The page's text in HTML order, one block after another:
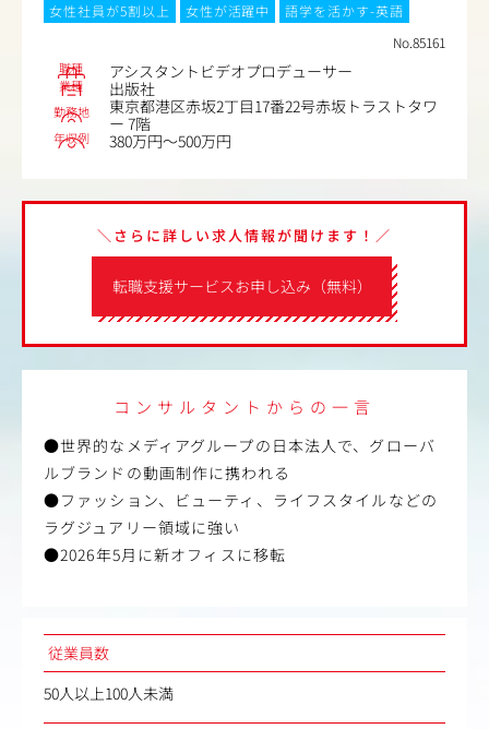
女性社員が5割以上
女性が活躍中
語学を活かす-英語
No.85161
職種 アシスタントビデオプロデューサー
業種 出版社
勤務地
東京都港区赤坂2丁目17番22号赤坂トラストタワ
ー 7階
年収例 380万円～500万円
転職支援サービスお申し込み（無料）
＼さらに詳しい求人情報が聞けます！／
コンサルタントからの一言
●世界的なメディアグループの日本法人で、グローバ
ルブランドの動画制作に携われる
●ファッション、ビューティ、ライフスタイルなどの
ラグジュアリー領域に強い
●2026年5月に新オフィスに移転
従業員数
50人以上100人未満